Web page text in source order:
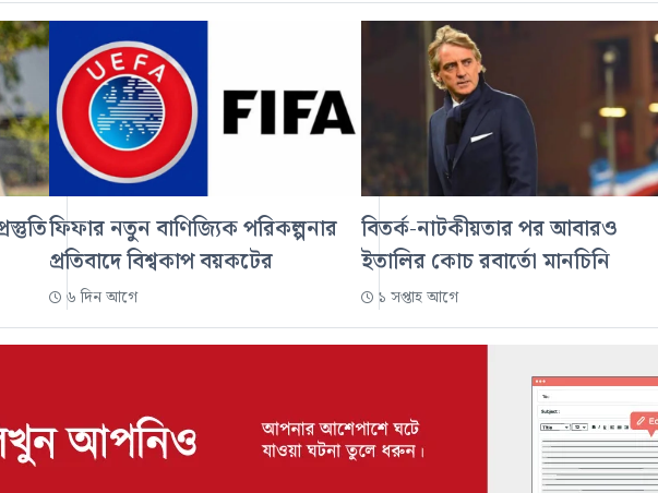
ফিফার নতুন বাণিজ্যিক পরিকল্পনার
প্রতিবাদে বিশ্বকাপ বয়কটের
৬ দিন আগে
বিতর্ক-নাটকীয়তার পর আবারও
ইতালির কোচ রবার্তো মানচিনি
১ সপ্তাহ আগে